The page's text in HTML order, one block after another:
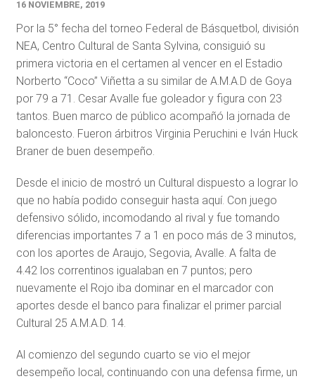
16 NOVIEMBRE, 2019
Por la 5° fecha del torneo Federal de Básquetbol, división
NEA, Centro Cultural de Santa Sylvina, consiguió su
primera victoria en el certamen al vencer en el Estadio
Norberto “Coco” Viñetta a su similar de A.M.A.D de Goya
por 79 a 71. Cesar Avalle fue goleador y figura con 23
tantos. Buen marco de público acompañó la jornada de
baloncesto. Fueron árbitros Virginia Peruchini e Iván Huck
Braner de buen desempeño.
Desde el inicio de mostró un Cultural dispuesto a lograr lo
que no había podido conseguir hasta aquí. Con juego
defensivo sólido, incomodando al rival y fue tomando
diferencias importantes 7 a 1 en poco más de 3 minutos,
con los aportes de Araujo, Segovia, Avalle. A falta de
4.42 los correntinos igualaban en 7 puntos; pero
nuevamente el Rojo iba dominar en el marcador con
aportes desde el banco para finalizar el primer parcial
Cultural 25 A.M.A.D. 14.
Al comienzo del segundo cuarto se vio el mejor
desempeño local, continuando con una defensa firme, un